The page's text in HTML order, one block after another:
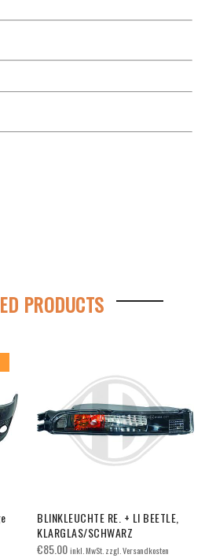
PRODUCTS
BLINKLEUCHTE RE. + LI BEETLE,
KLARGLAS/SCHWARZ
€85.00inkl. MwSt. zzgl. Versandkosten